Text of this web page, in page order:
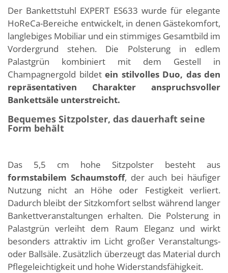
Der Bankettstuhl EXPERT ES633 wurde für elegante
HoReCa-Bereiche entwickelt, in denen Gästekomfort,
langlebiges Mobiliar und ein stimmiges Gesamtbild im
Vordergrund stehen. Die Polsterung in edlem
Palastgrün kombiniert mit dem Gestell in
Champagnergold bildet ein stilvolles Duo, das den
repräsentativen Charakter anspruchsvoller
Bankettsäle unterstreicht.
Bequemes Sitzpolster, das dauerhaft seine
Form behält
Das 5,5 cm hohe Sitzpolster besteht aus
formstabilem Schaumstoff, der auch bei häufiger
Nutzung nicht an Höhe oder Festigkeit verliert.
Dadurch bleibt der Sitzkomfort selbst während langer
Bankettveranstaltungen erhalten. Die Polsterung in
Palastgrün verleiht dem Raum Eleganz und wirkt
besonders attraktiv im Licht großer Veranstaltungs-
oder Ballsäle. Zusätzlich überzeugt das Material durch
Pflegeleichtigkeit und hohe Widerstandsfähigkeit.